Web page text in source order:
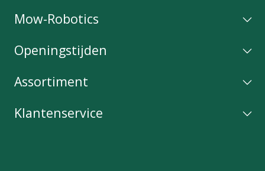
Mow-Robotics
Openingstijden
Assortiment
Klantenservice